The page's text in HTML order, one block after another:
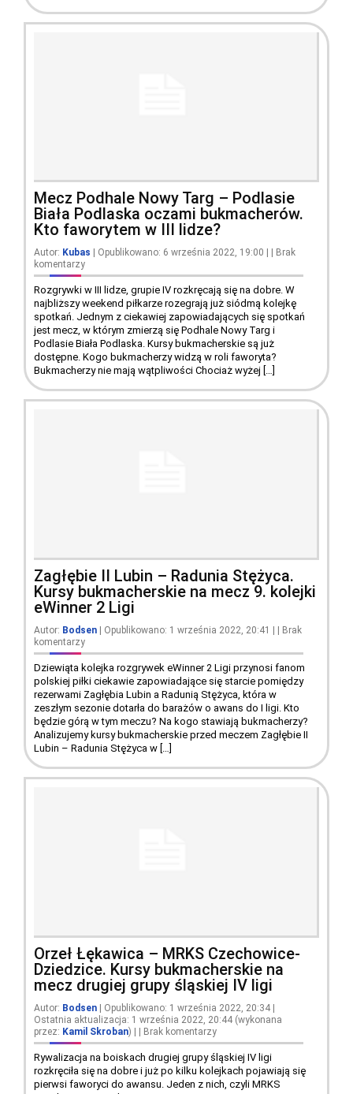
Mecz Podhale Nowy Targ – Podlasie
Biała Podlaska oczami bukmacherów.
Kto faworytem w III lidze?
Autor: Kubas | Opublikowano: 6 września 2022, 19:00
Brak
komentarzy
Rozgrywki w III lidze, grupie IV rozkręcają się na dobre. W
najbliższy weekend piłkarze rozegrają już siódmą kolejkę
spotkań. Jednym z ciekawiej zapowiadających się spotkań
jest mecz, w którym zmierzą się Podhale Nowy Targ i
Podlasie Biała Podlaska. Kursy bukmacherskie są już
dostępne. Kogo bukmacherzy widzą w roli faworyta?
Bukmacherzy nie mają wątpliwości Chociaż wyżej […]
Zagłębie II Lubin – Radunia Stężyca.
Kursy bukmacherskie na mecz 9. kolejki
eWinner 2 Ligi
Autor: Bodsen | Opublikowano: 1 września 2022, 20:41
Brak
komentarzy
Dziewiąta kolejka rozgrywek eWinner 2 Ligi przynosi fanom
polskiej piłki ciekawie zapowiadające się starcie pomiędzy
rezerwami Zagłębia Lubin a Radunią Stężyca, która w
zeszłym sezonie dotarła do barażów o awans do I ligi. Kto
będzie górą w tym meczu? Na kogo stawiają bukmacherzy?
Analizujemy kursy bukmacherskie przed meczem Zagłębie II
Lubin – Radunia Stężyca w […]
Orzeł Łękawica – MRKS Czechowice-
Dziedzice. Kursy bukmacherskie na
mecz drugiej grupy śląskiej IV ligi
Autor: Bodsen | Opublikowano: 1 września 2022, 20:34 |
Ostatnia aktualizacja: 1 września 2022, 20:44 (wykonana
przez: Kamil Skroban) | | Brak komentarzy
Rywalizacja na boiskach drugiej grupy śląskiej IV ligi
rozkręciła się na dobre i już po kilku kolejkach pojawiają się
pierwsi faworyci do awansu. Jeden z nich, czyli MRKS